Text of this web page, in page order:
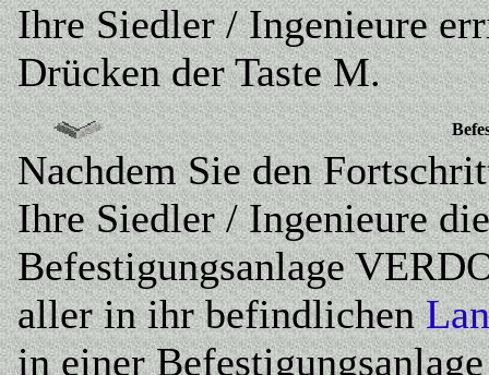
Ihre Siedler / Ingenieure
Drücken der Taste M.
Nachdem Sie den
Ihre Siedler / Ingenieure
Befestigungsanlage
aller in ihr befindlichen
in einer